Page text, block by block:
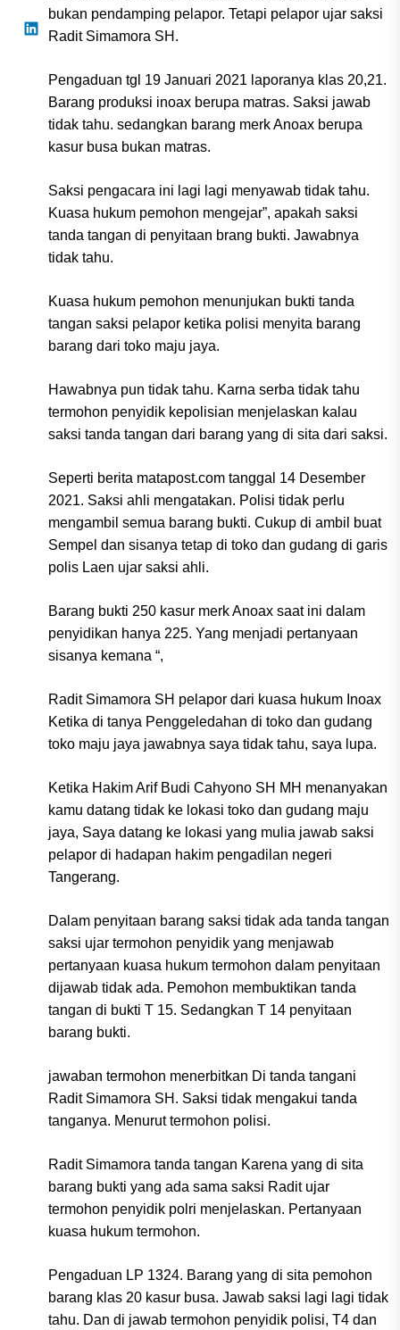
bukan pendamping pelapor. Tetapi pelapor ujar saksi
Radit Simamora SH.
Pengaduan tgl 19 Januari 2021 laporanya klas 20,21.
Barang produksi inoax berupa matras. Saksi jawab
tidak tahu. sedangkan barang merk Anoax berupa
kasur busa bukan matras.
Saksi pengacara ini lagi lagi menyawab tidak tahu.
Kuasa hukum pemohon mengejar”, apakah saksi
tanda tangan di penyitaan brang bukti. Jawabnya
tidak tahu.
Kuasa hukum pemohon menunjukan bukti tanda
tangan saksi pelapor ketika polisi menyita barang
barang dari toko maju jaya.
Hawabnya pun tidak tahu. Karna serba tidak tahu
termohon penyidik kepolisian menjelaskan kalau
saksi tanda tangan dari barang yang di sita dari saksi.
Seperti berita matapost.com tanggal 14 Desember
2021. Saksi ahli mengatakan. Polisi tidak perlu
mengambil semua barang bukti. Cukup di ambil buat
Sempel dan sisanya tetap di toko dan gudang di garis
polis Laen ujar saksi ahli.
Barang bukti 250 kasur merk Anoax saat ini dalam
penyidikan hanya 225. Yang menjadi pertanyaan
sisanya kemana “,
Radit Simamora SH pelapor dari kuasa hukum Inoax
Ketika di tanya Penggeledahan di toko dan gudang
toko maju jaya jawabnya saya tidak tahu, saya lupa.
Ketika Hakim Arif Budi Cahyono SH MH menanyakan
kamu datang tidak ke lokasi toko dan gudang maju
jaya, Saya datang ke lokasi yang mulia jawab saksi
pelapor di hadapan hakim pengadilan negeri
Tangerang.
Dalam penyitaan barang saksi tidak ada tanda tangan
saksi ujar termohon penyidik yang menjawab
pertanyaan kuasa hukum termohon dalam penyitaan
dijawab tidak ada. Pemohon membuktikan tanda
tangan di bukti T 15. Sedangkan T 14 penyitaan
barang bukti.
jawaban termohon menerbitkan Di tanda tangani
Radit Simamora SH. Saksi tidak mengakui tanda
tanganya. Menurut termohon polisi.
Radit Simamora tanda tangan Karena yang di sita
barang bukti yang ada sama saksi Radit ujar
termohon penyidik polri menjelaskan. Pertanyaan
kuasa hukum termohon.
Pengaduan LP 1324. Barang yang di sita pemohon
barang klas 20 kasur busa. Jawab saksi lagi lagi tidak
tahu. Dan di jawab termohon penyidik polisi, T4 dan